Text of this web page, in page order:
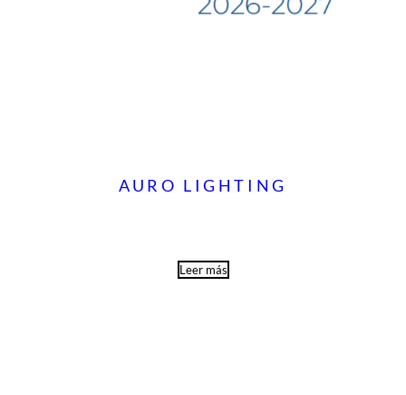
AURO LIGHTING
Leer más